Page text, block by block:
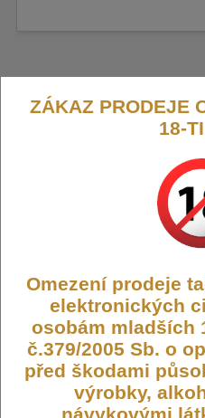
OXVA Xlim V3
Cartridge Xlim V3 nabízí
ml, což zajišťuje pohodlné
Kód:
CARTRIDGE-
Dostupnost: Skladem
Počet ks:
4922 ks
110,- KČ
ZÁKAZ PRODEJE
18-
Omezení prodeje
elektronických
osobám mladších
č.379/2005 Sb. o
před škodami
výrobky,